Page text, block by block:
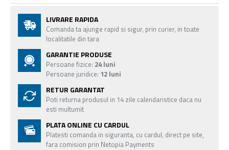
LIVRARE RAPIDA
Comanda ta ajunge rapid si sigur, prin curier, in toate
localitatile din tara
GARANTIE PRODUSE
Persoane fizice: 24 luni
Persoane juridice: 12 luni
RETUR GARANTAT
Poti returna produsul in 14 zile calendaristice daca nu
esti multumit
PLATA ONLINE CU CARDUL
Platesti comanda in siguranta, cu cardul, direct pe site,
fara comision prin Netopia Payments